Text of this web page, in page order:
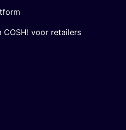
COSH! voor retailers